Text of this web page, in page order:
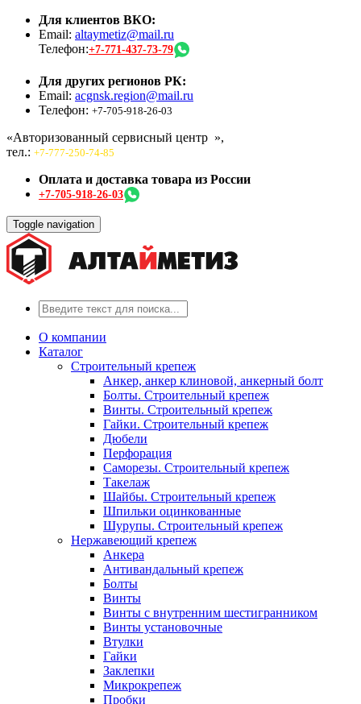
Для клиентов ВКО:
Email: altaymetiz@mail.ru
Телефон:+7-771-437-73-79
Для других регионов РК:
Email: acgnsk.region@mail.ru
Телефон: +7-705-918-26-03
«Авторизованный сервисный центр »,
тел.: +7-777-250-74-85
Оплата и доставка товара из России
+7-705-918-26-03
Toggle navigation
О компании
Каталог
Строительный крепеж
Анкер, анкер клиновой, анкерный болт
Болты. Строительный крепеж
Винты. Строительный крепеж
Гайки. Строительный крепеж
Дюбели
Перфорация
Саморезы. Строительный крепеж
Такелаж
Шайбы. Строительный крепеж
Шпильки оцинкованные
Шурупы. Строительный крепеж
Нержавеющий крепеж
Анкера
Антивандальный крепеж
Болты
Винты
Винты с внутренним шестигранником
Винты установочные
Втулки
Гайки
Заклепки
Микрокрепеж
Пробки